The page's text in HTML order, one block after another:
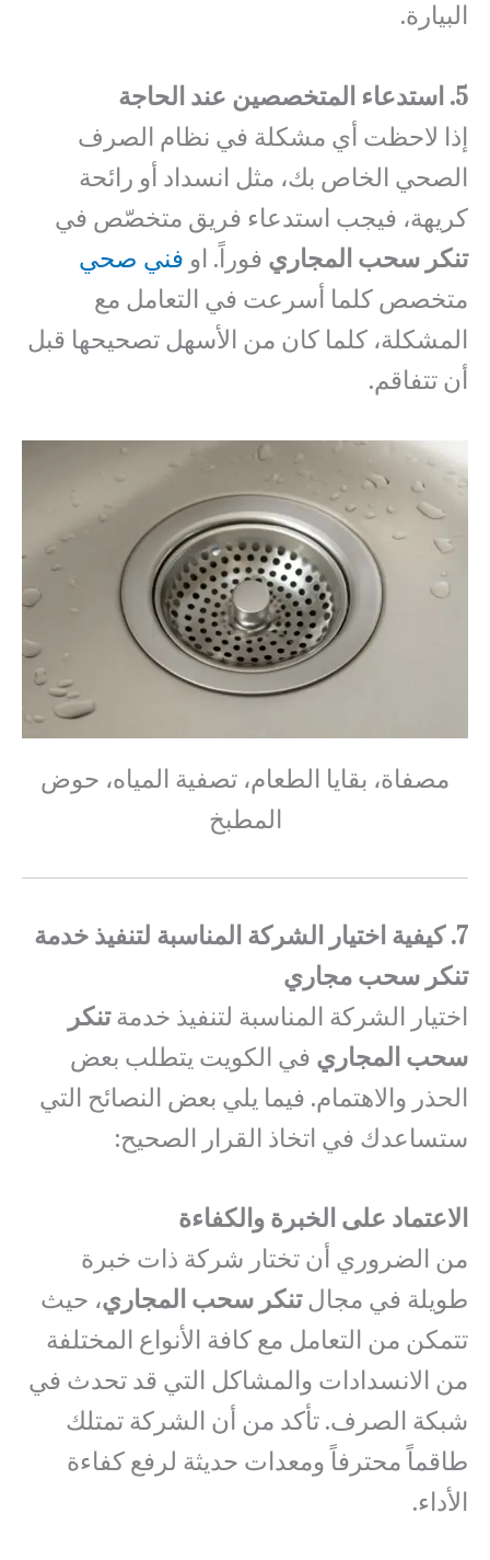
البيارة.
5. استدعاء المتخصصين عند الحاجة
إذا لاحظت أي مشكلة في نظام الصرف
الصحي الخاص بك، مثل انسداد أو رائحة
كريهة، فيجب استدعاء فريق متخصّص في
تنكر سحب المجاري فوراً. او فني صحي
متخصص كلما أسرعت في التعامل مع
المشكلة، كلما كان من الأسهل تصحيحها قبل
أن تتفاقم.
مصفاة، بقايا الطعام، تصفية المياه، حوض
المطبخ
7. كيفية اختيار الشركة المناسبة لتنفيذ خدمة
تنكر سحب مجاري
اختيار الشركة المناسبة لتنفيذ خدمةتنكر
سحب المجاري في الكويت يتطلب بعض
الحذر والاهتمام. فيما يلي بعض النصائح التي
ستساعدك في اتخاذ القرار الصحيح:
الاعتماد على الخبرة والكفاءة
من الضروري أن تختار شركة ذات خبرة
طويلة في مجالتنكر سحب المجاري، حيث
تتمكن من التعامل مع كافة الأنواع المختلفة
من الانسدادات والمشاكل التي قد تحدث في
شبكة الصرف. تأكد من أن الشركة تمتلك
طاقماً محترفاً ومعدات حديثة لرفع كفاءة
الأداء.